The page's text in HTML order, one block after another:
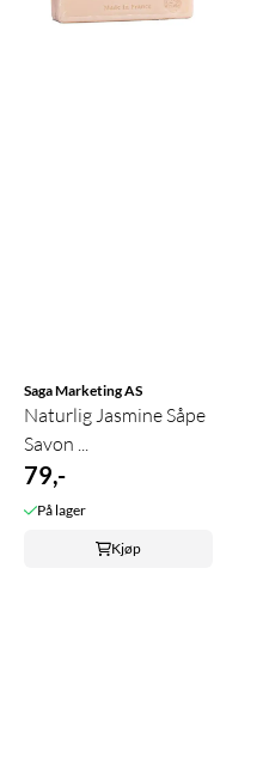
Saga Marketing AS
Naturlig Jasmine Såpe
Savon ...
79,-
På lager
Kjøp